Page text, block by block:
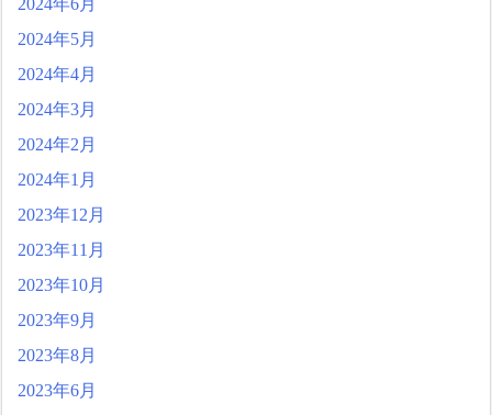
2024年6月
2024年5月
2024年4月
2024年3月
2024年2月
2024年1月
2023年12月
2023年11月
2023年10月
2023年9月
2023年8月
2023年6月